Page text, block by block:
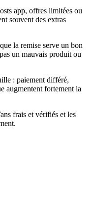
app, offres limitées ou
souvent des extras
la remise serve un bon
un mauvais produit ou
: paiement différé,
augmentent fortement la
frais et vérifiés et les